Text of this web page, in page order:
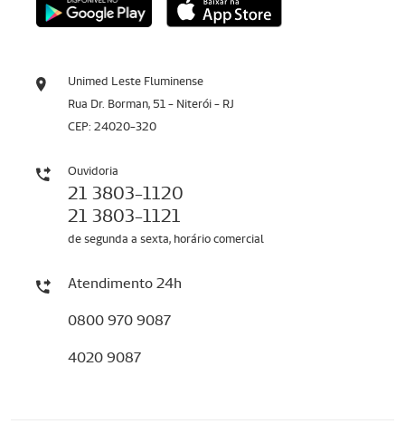
Unimed Leste Fluminense
Rua Dr. Borman, 51 - Niterói - RJ
CEP: 24020-320
Ouvidoria
21 3803-1120
21 3803-1121
de segunda a sexta, horário comercial
Atendimento 24h
0800 970 9087
4020 9087